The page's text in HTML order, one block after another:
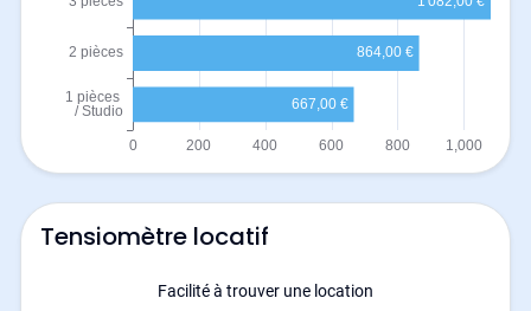
Tensiomètre locatif
Facilité à trouver une location